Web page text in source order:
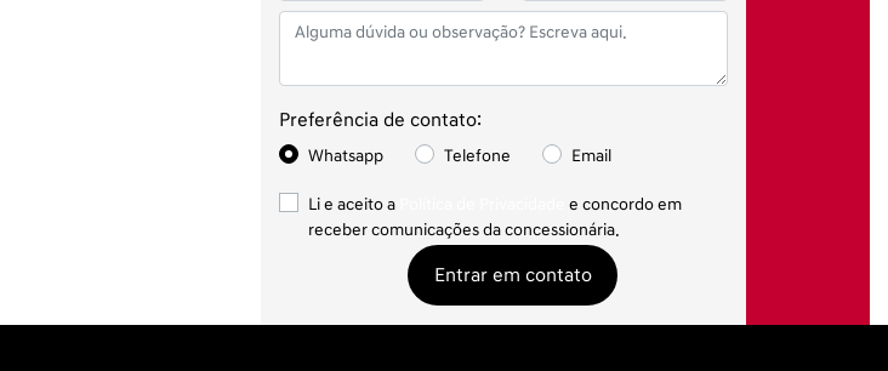
Preferência de contato:
Whatsapp Telefone Email
Li e aceito a
e concordo em
receber comunicações da concessionária.
Entrar em contato